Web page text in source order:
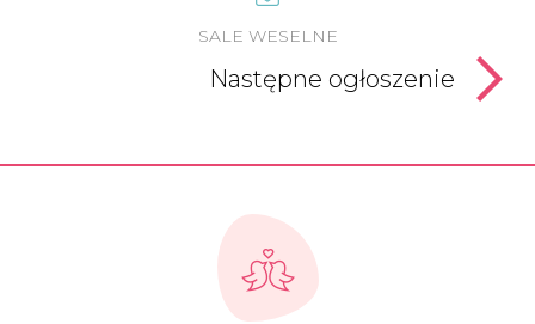
SALE WESELNE
Następne ogłoszenie